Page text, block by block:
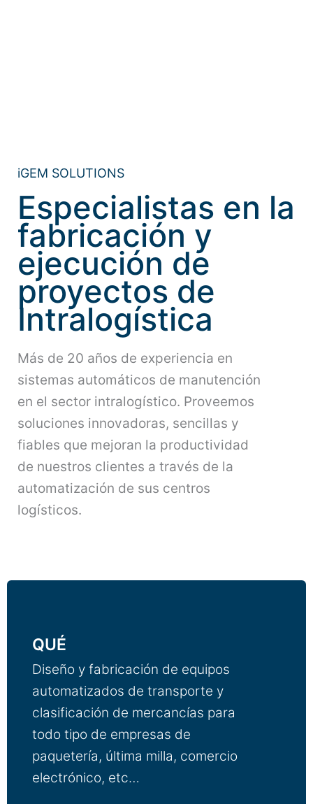
iGEM SOLUTIONS
Especialistas en la
fabricación y
ejecución de
proyectos de
Intralogística
Más de 20 años de experiencia en
sistemas automáticos de manutención
en el sector intralogístico. Proveemos
soluciones innovadoras, sencillas y
fiables que mejoran la productividad
de nuestros clientes a través de la
automatización de sus centros
logísticos.
QUÉ
Diseño y fabricación de equipos
automatizados de transporte y
clasificación de mercancías para
todo tipo de empresas de
paquetería, última milla, comercio
electrónico, etc…